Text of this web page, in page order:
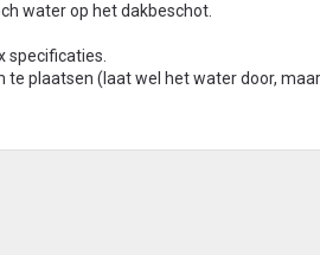
water op het dakbeschot.
specificaties.
te plaatsen (laat wel het water door,